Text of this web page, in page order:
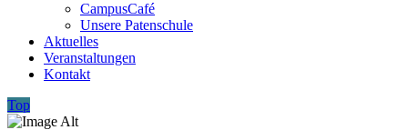
CampusCafé
Unsere Patenschule
Aktuelles
Veranstaltungen
Kontakt
Top